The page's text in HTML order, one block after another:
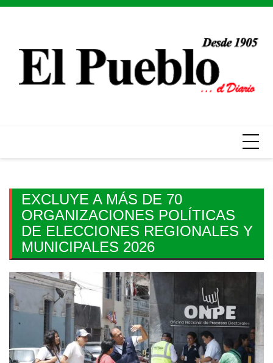
Skip
EXCLUYE A MÁS DE 70
ORGANIZACIONES POLÍTICAS
DE ELECCIONES REGIONALES Y
MUNICIPALES 2026